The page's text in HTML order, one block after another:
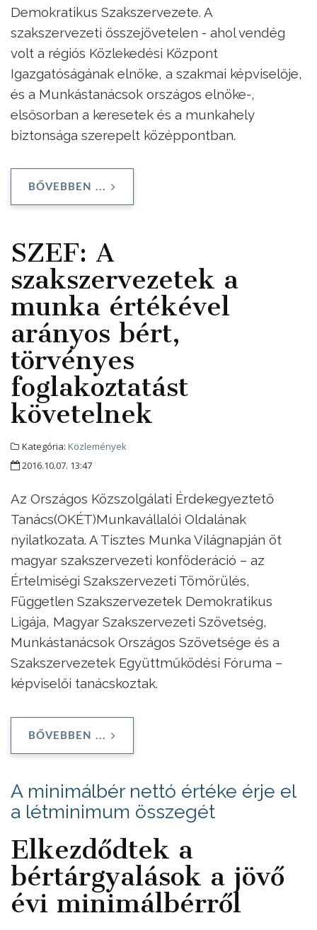
Demokratikus Szakszervezete. A
szakszervezeti összejövetelen - ahol vendég
volt a régiós Közlekedési Központ
Igazgatóságának elnöke, a szakmai képviselője,
és a Munkástanácsok országos elnöke-,
elsősorban a keresetek és a munkahely
biztonsága szerepelt középpontban.
BŐVEBBEN ...
SZEF: A
szakszervezetek a
munka értékével
arányos bért,
törvényes
foglakoztatást
követelnek
Kategória: Közlemények
2016.10.07. 13:47
Az Országos Közszolgálati Érdekegyeztető
Tanács(OKÉT)Munkavállalói Oldalának
nyilatkozata. A Tisztes Munka Világnapján öt
magyar szakszervezeti konföderáció – az
Értelmiségi Szakszervezeti Tömörülés,
Független Szakszervezetek Demokratikus
Ligája, Magyar Szakszervezeti Szövetség,
Munkástanácsok Országos Szövetsége és a
Szakszervezetek Együttműködési Fóruma –
képviselői tanácskoztak.
BŐVEBBEN ...
A minimálbér nettó értéke érje el
a létminimum összegét
Elkezdődtek a
bértárgyalások a jövő
évi minimálbérről